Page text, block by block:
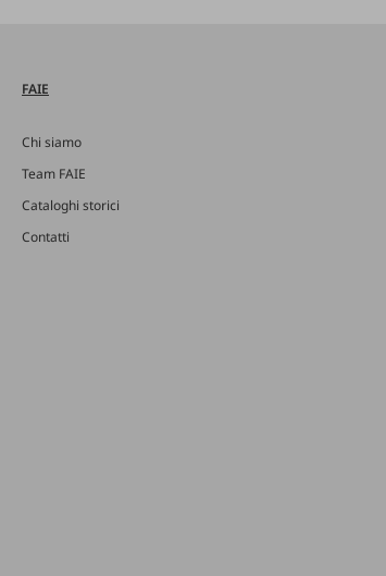
FAIE
Chi siamo
Team FAIE
Cataloghi storici
Contatti